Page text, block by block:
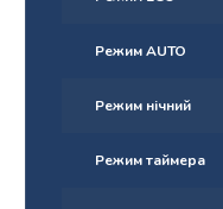
Режим AUTO
Режим нічний
Режим таймера